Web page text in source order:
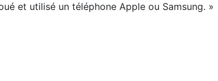
et utilisé un téléphone Apple ou Samsung. »